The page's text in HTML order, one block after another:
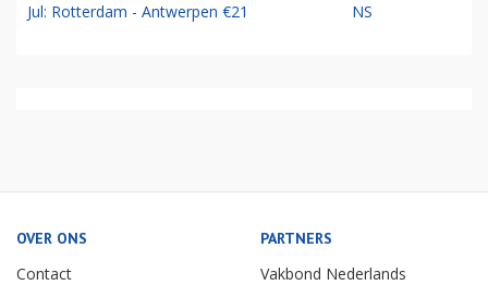
Jul: Rotterdam - Antwerpen €21 NS
OVER ONS
Contact
PARTNERS
Vakbond Nederlands